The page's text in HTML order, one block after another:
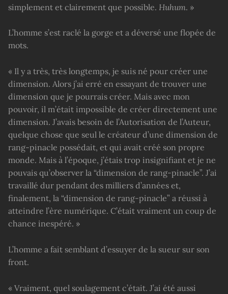
simplement et clairement que possible. Huhum. »
L’homme s’est raclé la gorge et a déversé une flopée de
mots.
« Il y a très, très longtemps, je suis né pour créer une
dimension. Alors j’ai erré en essayant de trouver une
dimension que je pourrais créer. Mais avec mon
pouvoir, il m’était impossible de créer directement une
dimension. J’avais besoin de l’Autorisation de l’Auteur,
quelque chose que seul le créateur d’une dimension de
rang-pinacle possédait, et qui avait créé son propre
monde. Mais à l’époque, j’étais trop insignifiant et je ne
pouvais qu’observer la “dimension de rang-pinacle”. J’ai
travaillé dur pendant des milliers d’années et,
finalement, la “dimension de rang-pinacle” a réussi à
atteindre l’ère numérique. C’était vraiment un coup de
chance inespéré. »
L’homme a fait semblant d’essuyer de la sueur sur son
front.
« Vraiment, quel soulagement c’était. J’ai été aussi